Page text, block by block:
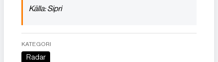
Källa: Sipri
KATEGORI
Radar